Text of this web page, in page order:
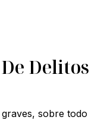
Delitos
sobre todo